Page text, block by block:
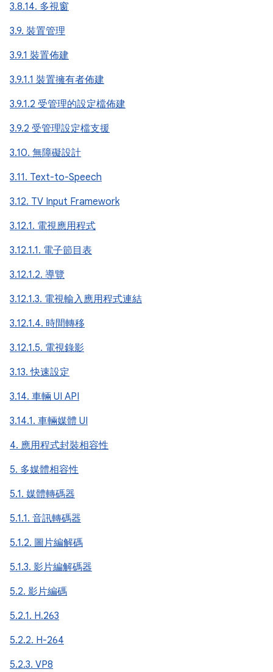
3.8.14. 多視窗
3.9. 裝置管理
3.9.1 裝置佈建
3.9.1.1 裝置擁有者佈建
3.9.1.2 受管理的設定檔佈建
3.9.2 受管理設定檔支援
3.10. 無障礙設計
3.11. Text-to-Speech
3.12. TV Input Framework
3.12.1. 電視應用程式
3.12.1.1. 電子節目表
3.12.1.2. 導覽
3.12.1.3. 電視輸入應用程式連結
3.12.1.4. 時間轉移
3.12.1.5. 電視錄影
3.13. 快速設定
3.14. 車輛 UI API
3.14.1. 車輛媒體 UI
4. 應用程式封裝相容性
5. 多媒體相容性
5.1. 媒體轉碼器
5.1.1. 音訊轉碼器
5.1.2. 圖片編解碼
5.1.3. 影片編解碼器
5.2. 影片編碼
5.2.1. H.263
5.2.2. H-264
5.2.3. VP8